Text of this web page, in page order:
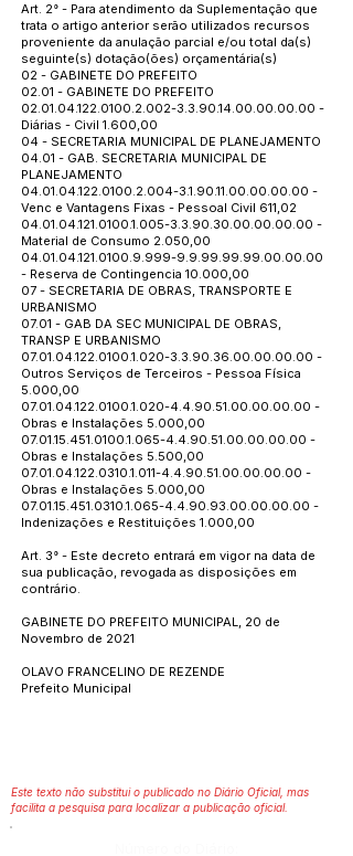
Art. 2° - Para atendimento da Suplementação que
trata o artigo anterior serão utilizados recursos
proveniente da anulação parcial e/ou total da(s)
seguinte(s) dotação(ões) orçamentária(s)
02 - GABINETE DO PREFEITO
02.01 - GABINETE DO PREFEITO
02.01.04.122.0100.2.002-3.3.90.14.00.00.00.00 -
Diárias - Civil 1.600,00
04 - SECRETARIA MUNICIPAL DE PLANEJAMENTO
04.01 - GAB. SECRETARIA MUNICIPAL DE
PLANEJAMENTO
04.01.04.122.0100.2.004-3.1.90.11.00.00.00.00 -
Venc e Vantagens Fixas - Pessoal Civil 611,02
04.01.04.121.0100.1.005-3.3.90.30.00.00.00.00 -
Material de Consumo 2.050,00
04.01.04.121.0100.9.999-9.9.99.99.99.00.00.00
- Reserva de Contingencia 10.000,00
07 - SECRETARIA DE OBRAS, TRANSPORTE E
URBANISMO
07.01 - GAB DA SEC MUNICIPAL DE OBRAS,
TRANSP E URBANISMO
07.01.04.122.0100.1.020-3.3.90.36.00.00.00.00 -
Outros Serviços de Terceiros - Pessoa Física
5.000,00
07.01.04.122.0100.1.020-4.4.90.51.00.00.00.00 -
Obras e Instalações 5.000,00
07.01.15.451.0100.1.065-4.4.90.51.00.00.00.00 -
Obras e Instalações 5.500,00
07.01.04.122.0310.1.011-4.4.90.51.00.00.00.00 -
Obras e Instalações 5.000,00
07.01.15.451.0310.1.065-4.4.90.93.00.00.00.00 -
Indenizações e Restituições 1.000,00
Art. 3° - Este decreto entrará em vigor na data de
sua publicação, revogada as disposições em
contrário.
GABINETE DO PREFEITO MUNICIPAL, 20 de
Novembro de 2021
OLAVO FRANCELINO DE REZENDE
Prefeito Municipal
Este texto não substitui o publicado no Diário Oficial, mas
facilita a pesquisa para localizar a publicação oficial.